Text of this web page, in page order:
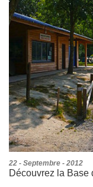
22 - Septembre - 2012
Découvrez la Base